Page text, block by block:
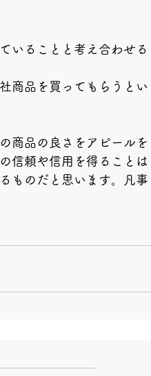
いることと考え合わせる
商品を買ってもらうとい
商品の良さをアピールを
信頼や信用を得ることは
ものだと思います。凡事